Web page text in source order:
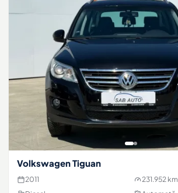
Volkswagen Tiguan
2011
231.952 km